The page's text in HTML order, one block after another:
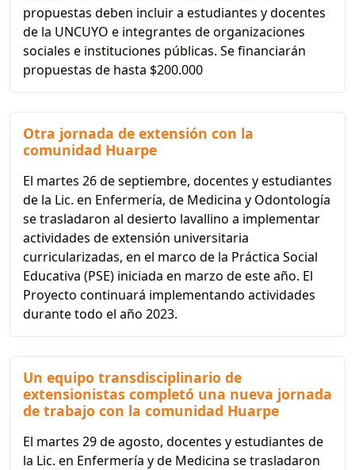
propuestas deben incluir a estudiantes y docentes
de la UNCUYO e integrantes de organizaciones
sociales e instituciones públicas. Se financiarán
propuestas de hasta $200.000
Otra jornada de extensión con la
comunidad Huarpe
El martes 26 de septiembre, docentes y estudiantes
de la Lic. en Enfermería, de Medicina y Odontología
se trasladaron al desierto lavallino a implementar
actividades de extensión universitaria
curricularizadas, en el marco de la Práctica Social
Educativa (PSE) iniciada en marzo de este año. El
Proyecto continuará implementando actividades
durante todo el año 2023.
Un equipo transdisciplinario de
extensionistas completó una nueva jornada
de trabajo con la comunidad Huarpe
El martes 29 de agosto, docentes y estudiantes de
la Lic. en Enfermería y de Medicina se trasladaron